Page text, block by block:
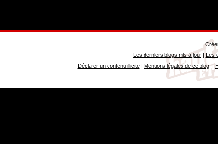
Les derniers blogs mis à jour| Les
Déclarer un contenu illicite| Mentions légales de ce blog|